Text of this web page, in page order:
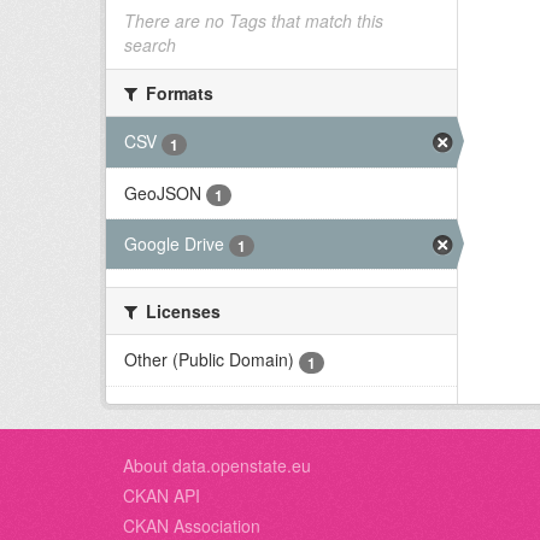
There are no Tags that match this
search
Formats
CSV
1
GeoJSON 1
Google Drive 1
Licenses
Other (Public Domain)
1
About data.openstate.eu
CKAN API
CKAN Association